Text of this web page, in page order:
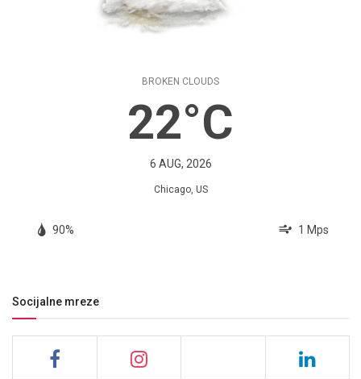
BROKEN CLOUDS
22°C
6 AUG, 2026
Chicago, US
90% 1 Mps
Socijalne mreze